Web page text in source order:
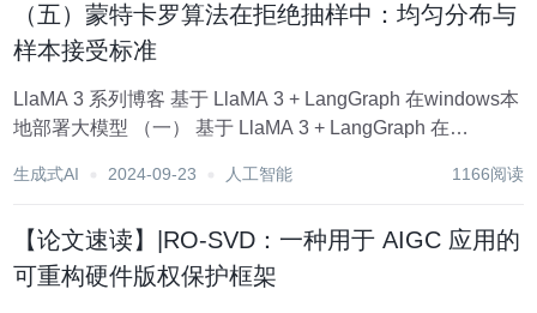
（五）蒙特卡罗算法在拒绝抽样中：均匀分布与
样本接受标准
LlaMA 3 系列博客 基于 LlaMA 3 + LangGraph 在windows本
地部署大模型 （一） 基于 LlaMA 3 + LangGraph 在
在w...
生成式AI 2024-09-23 人工智能 1166阅读
【论文速读】|RO-SVD：一种用于 AIGC 应用的
可重构硬件版权保护框架